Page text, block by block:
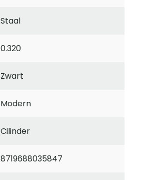
Staal
0.320
Zwart
Modern
Cilinder
8719688035847